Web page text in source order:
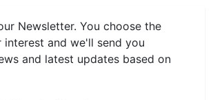
Newsletter. You choose the
and we'll send you
and latest updates based on